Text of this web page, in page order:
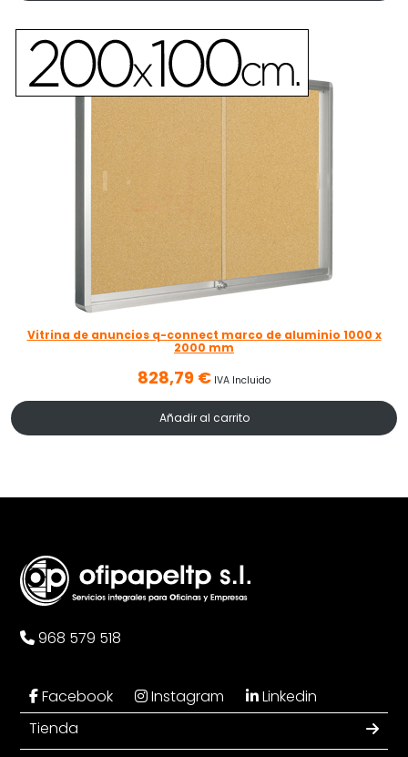
Vitrina de anuncios q-connect marco de aluminio 1000 x
2000 mm
828,79 € IVA Incluido
Añadir al carrito
968 579 518
Facebook Instagram
Linkedin
Tienda